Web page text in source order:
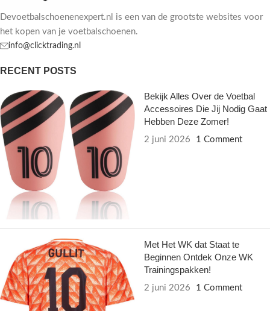
Devoetbalschoenenexpert.nl is een van de grootste websites voor
het kopen van je voetbalschoenen.
info@clicktrading.nl
RECENT POSTS
Bekijk Alles Over de Voetbal
Accessoires Die Jij Nodig Gaat
Hebben Deze Zomer!
2 juni 2026 1 Comment
Met Het WK dat Staat te
Beginnen Ontdek Onze WK
Trainingspakken!
2 juni 2026 1 Comment